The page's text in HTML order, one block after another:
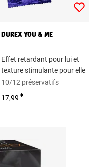
DUREX YOU & ME
Effet retardant pour lui et
texture stimulante pour elle
10/12 préservatifs
17,99€